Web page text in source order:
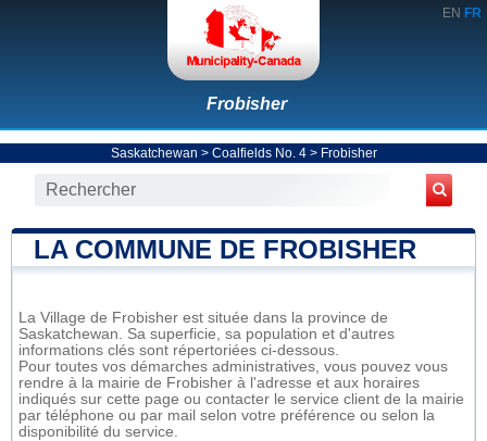
EN FR
Frobisher
Saskatchewan > Coalfields No. 4> Frobisher
LA COMMUNE DE FROBISHER
La Village de Frobisher est située dans la province de
Saskatchewan. Sa superficie, sa population et d'autres
informations clés sont répertoriées ci-dessous.
Pour toutes vos démarches administratives, vous pouvez vous
rendre à la mairie de Frobisher à l'adresse et aux horaires
indiqués sur cette page ou contacter le service client de la mairie
par téléphone ou par mail selon votre préférence ou selon la
disponibilité du service.